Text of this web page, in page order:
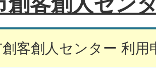
創客創人センター 利用